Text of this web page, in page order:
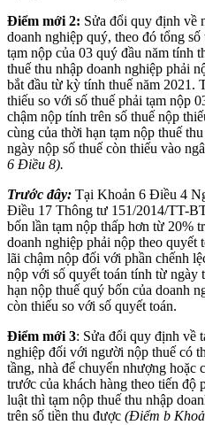
Điểm mới 2: Sửa đổi quy định về
doanh nghiệp quý, theo đó tổng
tạm nộp của 03 quý đầu năm tính
thuế thu nhập doanh nghiệp phải
bắt đầu từ kỳ tính thuế năm 2021.
thiếu so với số thuế phải tạm nộp
chậm nộp tính trên số thuế nộp
cùng của thời hạn tạm nộp thuế
ngày nộp số thuế còn thiếu vào
6 Điều 8).
Trước đây: Tại Khoản 6 Điều 4
Điều 17 Thông tư 151/2014/TT-
bốn lần tạm nộp thấp hơn từ 20%
doanh nghiệp phải nộp theo quyết
lãi chậm nộp đối với phần chếnh
nộp với số quyết toán tính từ ngày
hạn nộp thuế quý bốn của doanh
còn thiếu so với số quyết toán.
Điểm mới 3: Sửa đổi quy định về
nghiệp đối với người nộp thuế có
tầng, nhà để chuyển nhượng hoặc
trước của khách hàng theo tiến độ
luật thì tạm nộp thuế thu nhập
trên số tiền thu được (Điểm b